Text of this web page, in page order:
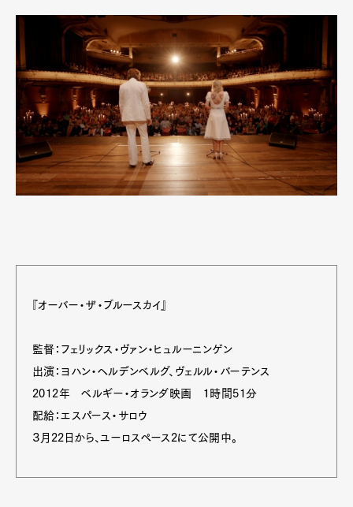
『オーバー・ザ・ブルースカイ』
監督：フェリックス・ヴァン・ヒュルーニンゲン
出演：ヨハン・ヘルデンベルグ、ヴェルル・バーテンス
2012年 ベルギー・オランダ映画 １時間51分
配給：エスパース・サロウ
３月22日から、ユーロスペース2にて公開中。